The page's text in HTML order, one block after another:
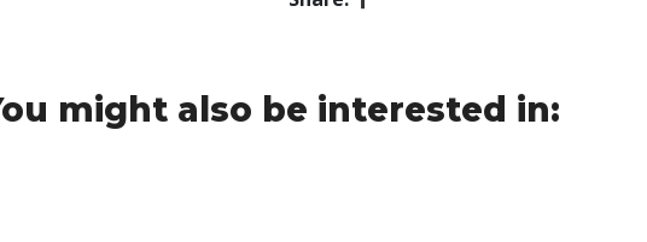
might also be interested in: